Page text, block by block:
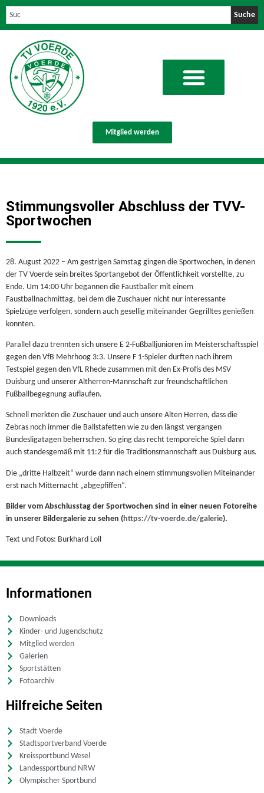
Suche
Mitglied werden
Stimmungsvoller Abschluss der TVV-
Sportwochen
28. August 2022 – Am gestrigen Samstag gingen die Sportwochen, in denen
der TV Voerde sein breites Sportangebot der Öffentlichkeit vorstellte, zu
Ende. Um 14:00 Uhr begannen die Faustballer mit einem
Faustballnachmittag, bei dem die Zuschauer nicht nur interessante
Spielzüge verfolgen, sondern auch gesellig miteinander Gegrilltes genießen
konnten.
Parallel dazu trennten sich unsere E 2-Fußballjunioren im Meisterschaftsspiel
gegen den VfB Mehrhoog 3:3. Unsere F 1-Spieler durften nach ihrem
Testspiel gegen den VfL Rhede zusammen mit den Ex-Profis des MSV
Duisburg und unserer Altherren-Mannschaft zur freundschaftlichen
Fußballbegegnung auflaufen.
Schnell merkten die Zuschauer und auch unsere Alten Herren, dass die
Zebras noch immer die Ballstafetten wie zu den längst vergangen
Bundesligatagen beherrschen. So ging das recht temporeiche Spiel dann
auch standesgemäß mit 11:2 für die Traditionsmannschaft aus Duisburg aus.
Die „dritte Halbzeit“ wurde dann nach einem stimmungsvollen Miteinander
erst nach Mitternacht „abgepfiffen“.
Bilder vom Abschlusstag der Sportwochen sind in einer neuen Fotoreihe
in unserer Bildergalerie zu sehen (https://tv-voerde.de/galerie).
Text und Fotos: Burkhard Loll
Informationen
Downloads
Kinder- und Jugendschutz
Mitglied werden
Galerien
Sportstätten
Fotoarchiv
Hilfreiche Seiten
Stadt Voerde
Stadtsportverband Voerde
Kreissportbund Wesel
Landessportbund NRW
Olympischer Sportbund